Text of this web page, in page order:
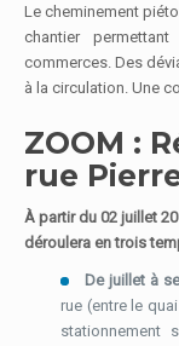
Le cheminement
chantier
commerces. Des
à la circulation. Une
ZOOM :
rue
À partir du 02 juillet
déroulera en trois
De juillet à
rue (entre le
stationnement